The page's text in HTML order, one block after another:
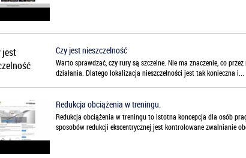
Czy jest nieszczelność
Warto sprawdzać, czy rury są szczelne. Nie ma znaczenie, co
działania. Dlatego lokalizacja nieszczelności jest tak konieczna i...
Redukcja obciążenia w treningu.
Redukcja obciążenia w treningu to istotna koncepcja dla osób
sposobów redukcji ekscentrycznej jest kontrolowane zwalnianie